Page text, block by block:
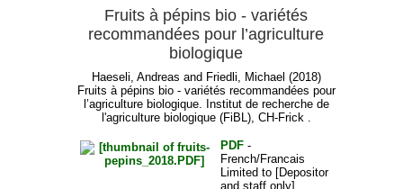
Fruits à pépins bio - variétés
recommandées pour l’agriculture
biologique
Haeseli, Andreas and Friedli, Michael (2018)
Fruits à pépins bio - variétés recommandées pour
l’agriculture biologique. Institut de recherche de
l'agriculture biologique (FiBL), CH-Frick .
PDF-
French/Francais
Limited to [Depositor
and staff only]